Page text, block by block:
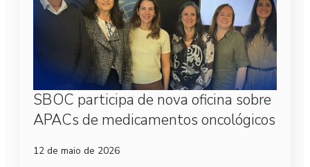
SBOC participa de nova oficina sobre
APACs de medicamentos oncológicos
12 de maio de 2026